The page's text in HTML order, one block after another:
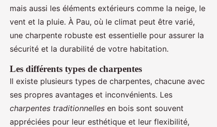
mais aussi les éléments extérieurs comme la neige, le
vent et la pluie. À Pau, où le climat peut être varié,
une charpente robuste est essentielle pour assurer la
sécurité et la durabilité de votre habitation.
Les différents types de charpentes
Il existe plusieurs types de charpentes, chacune avec
ses propres avantages et inconvénients. Les
charpentes traditionnelles en bois sont souvent
appréciées pour leur esthétique et leur flexibilité,